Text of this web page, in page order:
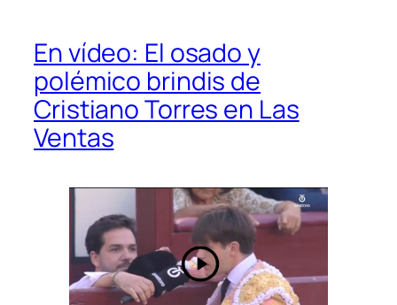
En vídeo: El osado y
polémico brindis de
Cristiano Torres en Las
Ventas